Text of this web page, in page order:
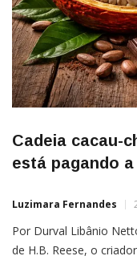
Cadeia cacau-
está pagando
Luzimara Fernandes
Por Durval Libânio
de H.B. Reese, o